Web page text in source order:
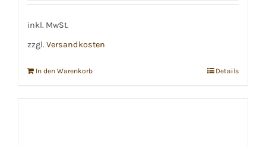
inkl. MwSt.
zzgl. Versandkosten
In den Warenkorb Details